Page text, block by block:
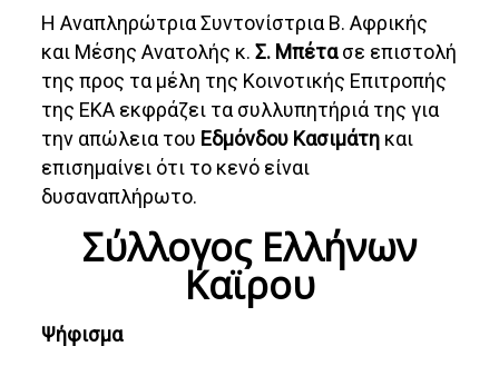
Η Αναπληρώτρια Συντονίστρια Β. Αφρικής
και Μέσης Ανατολής κ.Σ. Μπέτασε επιστολή
της προς τα μέλη της Κοινοτικής Επιτροπής
της ΕΚΑ εκφράζει τα συλλυπητήριά της για
την απώλεια του Εδμόνδου Κασιμάτη και
επισημαίνει ότι το κενό είναι
δυσαναπλήρωτο.
Σύλλογος Ελλήνων
Καϊρου
Ψήφισμα